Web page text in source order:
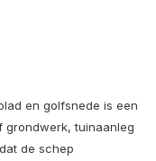
en golfsnede is een
grondwerk, tuinaanleg
de schep